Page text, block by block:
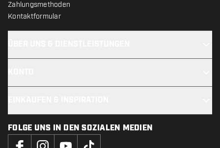
Zahlungsmethoden
Kontaktformular
FOLGE UNS IN DEN SOZIALEN MEDIEN